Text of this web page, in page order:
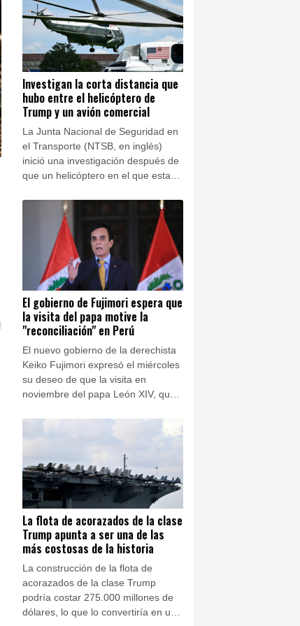
respaldado por Estados Unidos.
Investigan la corta distancia que
hubo entre el helicóptero de
Trump y un avión comercial
La Junta Nacional de Seguridad en
el Transporte (NTSB, en inglés)
inició una investigación después de
que un helicóptero en el que estaba
avión comercial se acercaran más
de lo debido en el aire el martes.
El gobierno de Fujimori espera que
la visita del papa motive la
"reconciliación" en Perú
El nuevo gobierno de la derechista
Keiko Fujimori expresó el miércoles
su deseo de que la visita en
noviembre del papa León XIV, que
contribuya a la "reconciliación" de
Perú, dividido por una década de
La flota de acorazados de la clase
Trump apunta a ser una de las
más costosas de la historia
La construcción de la flota de
acorazados de la clase Trump
podría costar 275.000 millones de
dólares, lo que lo convertiría en uno